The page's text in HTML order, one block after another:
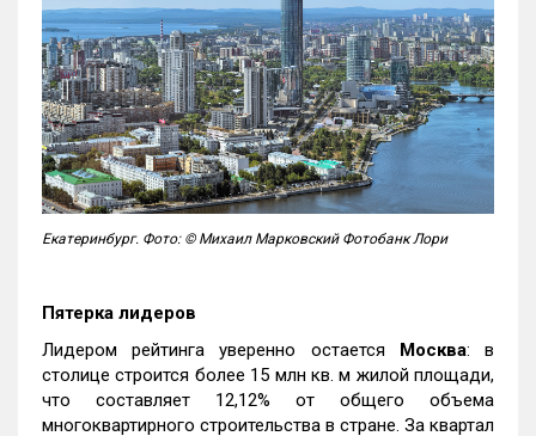
Екатеринбург. Фото: © Михаил Марковский Фотобанк Лори
Пятерка лидеров
Лидером рейтинга уверенно остается Москва: в
столице строится более 15 млн кв. м жилой площади,
что составляет 12,12% от общего объема
многоквартирного строительства в стране. За квартал